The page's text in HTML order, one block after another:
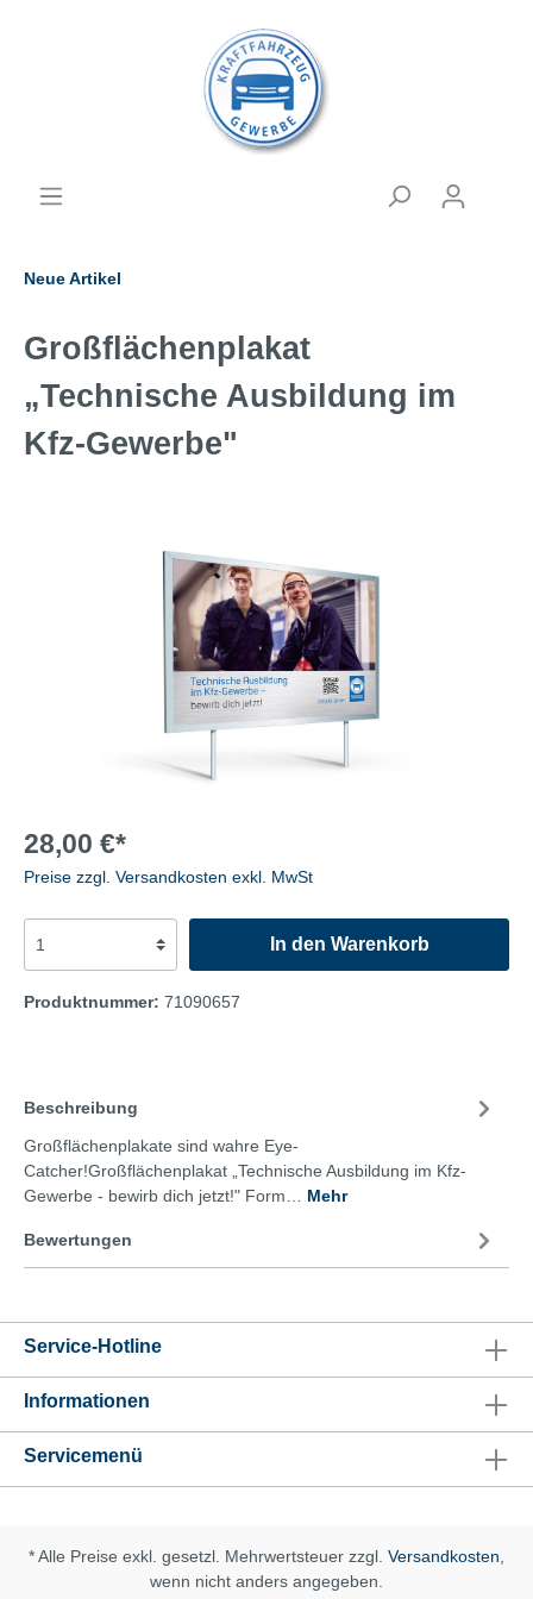
Neue Artikel
Großflächenplakat
„Technische Ausbildung im
Kfz-Gewerbe"
28,00 €*
Preise zzgl. Versandkosten exkl. MwSt
In den Warenkorb
Produktnummer: 71090657
Beschreibung
Großflächenplakate sind wahre Eye-
Catcher!Großflächenplakat „Technische Ausbildung im Kfz-
Gewerbe - bewirb dich jetzt!" Form… Mehr
Bewertungen
Service-Hotline
Informationen
Servicemenü
* Alle Preise exkl. gesetzl. Mehrwertsteuer zzgl. Versandkosten
wenn nicht anders angegeben.